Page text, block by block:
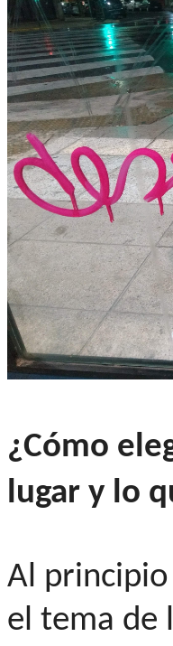
¿Cómo
lugar y lo
Al principio
el tema de